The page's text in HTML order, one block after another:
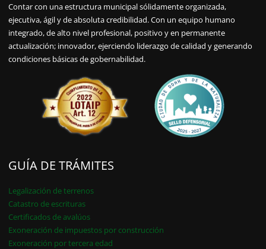
Contar con una estructura municipal sólidamente organizada,
ejecutiva, ágil y de absoluta credibilidad. Con un equipo humano
integrado, de alto nivel profesional, positivo y en permanente
actualización; innovador, ejerciendo liderazgo de calidad y generando
condiciones básicas de gobernabilidad.
GUÍA DE TRÁMITES
Legalización de terrenos
Catastro de escrituras
Certificados de avalúos
Exoneración de impuestos por construcción
Exoneración por tercera edad